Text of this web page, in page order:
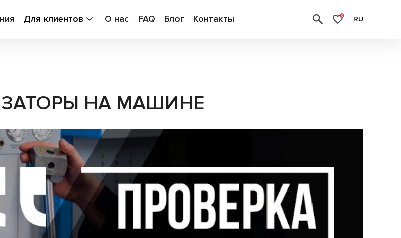
Для клиентов О нас FAQ Блог Контакты 0 RU
НА МАШИНЕ